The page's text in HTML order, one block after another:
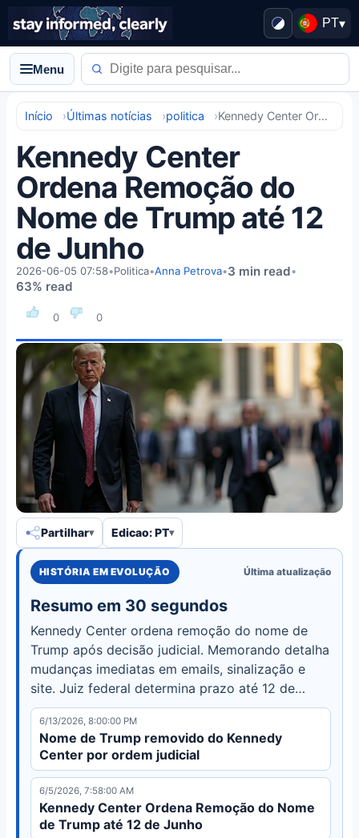
PT▾
Menu
Início Últimas notícias politica Kennedy Center Ordena Remoção do Nome de Trump até 12 de Junho
Kennedy Center
Ordena Remoção do
Nome de Trump até 12
de Junho
0 0
2026-06-05 07:58•Politica•Anna Petrova•3 min read•
63% read
Partilhar Edicao: PT
HISTÓRIA EM EVOLUÇÃO Última atualização
Resumo em 30 segundos
Kennedy Center ordena remoção do nome de
Trump após decisão judicial. Memorando detalha
mudanças imediatas em emails, sinalização e
site. Juiz federal determina prazo até 12 de
junho e bloqueia reformas.
6/13/2026, 8:00:00 PM
Nome de Trump removido do Kennedy
Center por ordem judicial
6/5/2026, 7:58:00 AM
Kennedy Center Ordena Remoção do Nome
de Trump até 12 de Junho